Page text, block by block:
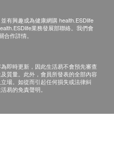
任何已訂購之產品或服
咭導致之付款問題或任
有權拒絕接受該訂單。
供閣下訂單上的任何產品
透過電話或電郵通知閣
裝蒸餾水需繳交水樽按
有興趣成為健康網購 health.ESDlife
業務發展部聯絡。我們會
作詳情。
即時更新，因此生活易不會預先審查
質量。此外，會員所發表的全部內容
場。如從而引起任何損失或法律糾
易的免責聲明。